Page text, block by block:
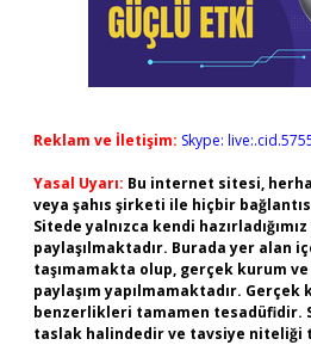
Reklam ve İletişim: Skype:
Yasal Uyarı: Bu internet sitesi,
veya şahıs şirketi ile hiçbir
Sitede yalnızca kendi
paylaşılmaktadır. Burada yer alan
taşımamakta olup, gerçek kurum
paylaşım yapılmamaktadır.
benzerlikleri tamamen tesadüfidir.
taslak halindedir ve tavsiye niteliği